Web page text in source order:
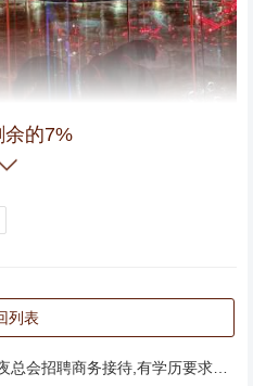
余的7%
列表
会招聘商务接待,有学历要求吗？